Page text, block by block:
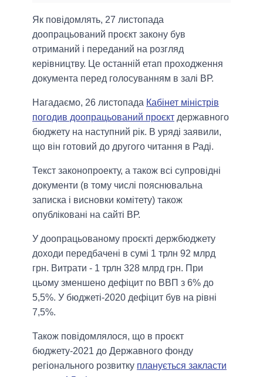
Як повідомлять, 27 листопада
доопрацьований проєкт закону був
отриманий і переданий на розгляд
керівництву. Це останній етап проходження
документа перед голосуванням в залі ВР.
Нагадаємо, 26 листопада Кабінет міністрів
погодив доопрацьований проєкт державного
бюджету на наступний рік. В уряді заявили,
що він готовий до другого читання в Раді.
Текст законопроекту, а також всі супровідні
документи (в тому числі пояснювальна
записка і висновки комітету) також
опубліковані на сайті ВР.
У доопрацьованому проєкті держбюджету
доходи передбачені в сумі 1 трлн 92 млрд
грн. Витрати - 1 трлн 328 млрд грн. При
цьому зменшено дефіцит по ВВП з 6% до
5,5%. У бюджеті-2020 дефіцит був на рівні
7,5%.
Також повідомлялося, що в проєкт
бюджету-2021 до Державного фонду
регіонального розвитку планується закласти